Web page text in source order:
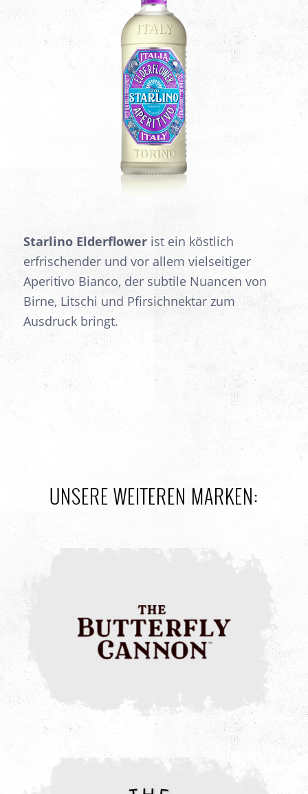
Starlino Elderflowerist ein köstlich
erfrischender und vor allem vielseitiger
Aperitivo Bianco, der subtile Nuancen von
Birne, Litschi und Pfirsichnektar zum
Ausdruck bringt.
UNSERE WEITEREN MARKEN: